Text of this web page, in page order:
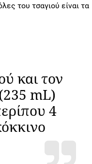
του τσαγιού είναι τα
και τον
mL)
4